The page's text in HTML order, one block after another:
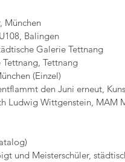
München
Balingen
Galerie Tettnang
Tettnang
(Einzel)
den Juni erneut,
Ludwig Wittgenstein, MAM
und Meisterschüler,